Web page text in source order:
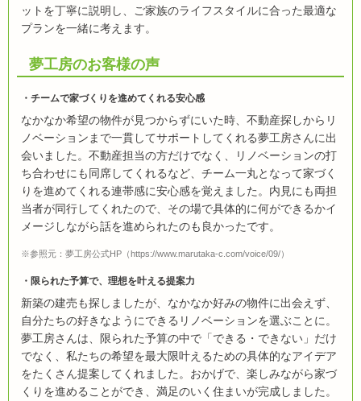
ットを丁寧に説明し、ご家族のライフスタイルに合った最適な
プランを一緒に考えます。
夢工房のお客様の声
チームで家づくりを進めてくれる安心感
なかなか希望の物件が見つからずにいた時、不動産探しからリ
ノベーションまで一貫してサポートしてくれる夢工房さんに出
会いました。不動産担当の方だけでなく、リノベーションの打
ち合わせにも同席してくれるなど、チーム一丸となって家づく
りを進めてくれる連帯感に安心感を覚えました。内見にも両担
当者が同行してくれたので、その場で具体的に何ができるかイ
メージしながら話を進められたのも良かったです。
※参照元：夢工房公式HP（https://www.marutaka-c.com/voice/09/）
限られた予算で、理想を叶える提案力
新築の建売も探しましたが、なかなか好みの物件に出会えず、
自分たちの好きなようにできるリノベーションを選ぶことに。
夢工房さんは、限られた予算の中で「できる・できない」だけ
でなく、私たちの希望を最大限叶えるための具体的なアイデア
をたくさん提案してくれました。おかげで、楽しみながら家づ
くりを進めることができ、満足のいく住まいが完成しました。